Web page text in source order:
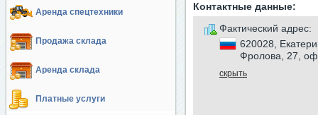
Аренда спецтехники
Продажа склада
Аренда склада
Платные услуги
Контактные данные:
Фактический адрес:
620028,
Фролова, 27,
скрыть